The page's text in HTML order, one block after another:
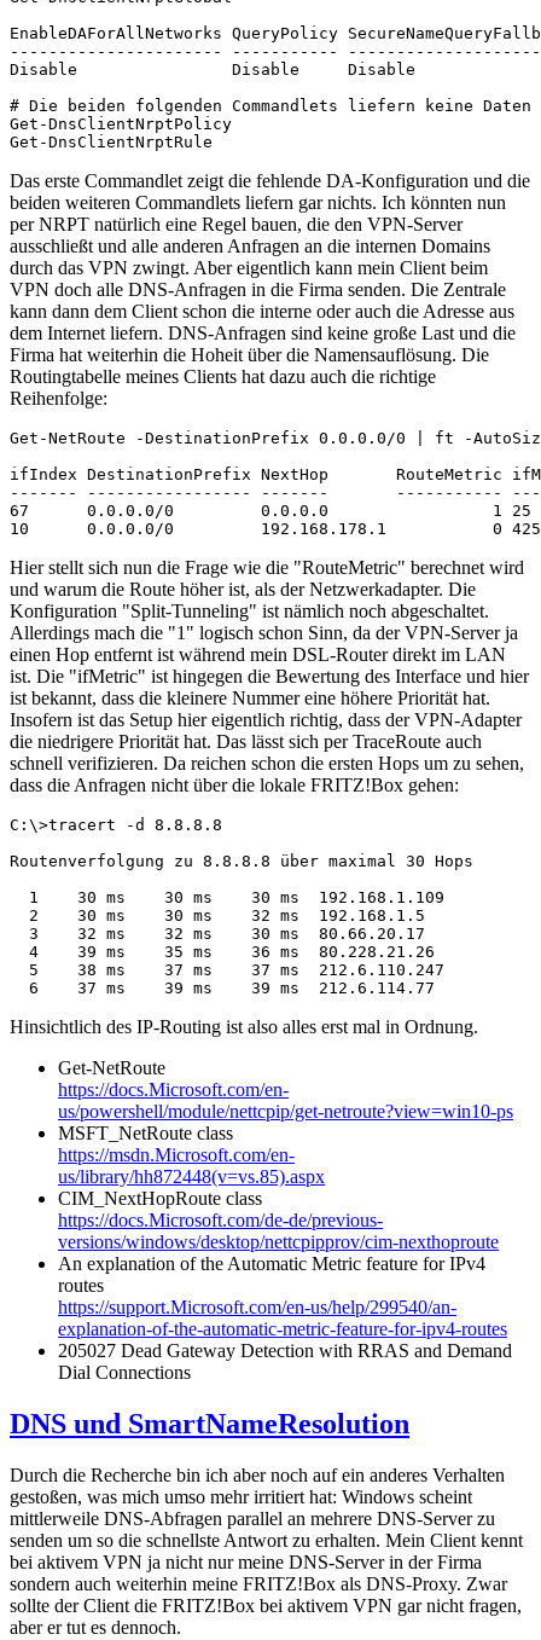
EnableDAForAllNetworks QueryPolicy
---------------------- -----------
Disable                Disable     Disable
# Die beiden folgenden Commandlets liefern keine Daten
Get-DnsClientNrptPolicy
Get-DnsClientNrptRule
Das erste Commandlet zeigt die fehlende DA-Konfiguration und die
beiden weiteren Commandlets liefern gar nichts. Ich könnten nun
per NRPT natürlich eine Regel bauen, die den VPN-Server
ausschließt und alle anderen Anfragen an die internen Domains
durch das VPN zwingt. Aber eigentlich kann mein Client beim
VPN doch alle DNS-Anfragen in die Firma senden. Die Zentrale
kann dann dem Client schon die interne oder auch die Adresse aus
dem Internet liefern. DNS-Anfragen sind keine große Last und die
Firma hat weiterhin die Hoheit über die Namensauflösung. Die
Routingtabelle meines Clients hat dazu auch die richtige
Reihenfolge:
Get-NetRoute -DestinationPrefix 0.0.0.0/0 | ft -
ifIndex DestinationPrefix NextHop       RouteMetric
------- ----------------- -------       -----------
67      0.0.0.0/0         0.0.0.0                 1 25
10      0.0.0.0/0         192.168.178.1           0
Hier stellt sich nun die Frage wie die "RouteMetric" berechnet wird
und warum die Route höher ist, als der Netzwerkadapter. Die
Konfiguration "Split-Tunneling" ist nämlich noch abgeschaltet.
Allerdings mach die "1" logisch schon Sinn, da der VPN-Server ja
einen Hop entfernt ist während mein DSL-Router direkt im LAN
ist. Die "ifMetric" ist hingegen die Bewertung des Interface und hier
ist bekannt, dass die kleinere Nummer eine höhere Priorität hat.
Insofern ist das Setup hier eigentlich richtig, dass der VPN-Adapter
die niedrigere Priorität hat. Das lässt sich per TraceRoute auch
schnell verifizieren. Da reichen schon die ersten Hops um zu sehen,
dass die Anfragen nicht über die lokale FRITZ!Box gehen:
C:\>tracert -d 8.8.8.8
Routenverfolgung zu 8.8.8.8 über maximal 30 Hops
  1    30 ms    30 ms    30 ms  192.168.1.109
  2    30 ms    30 ms    32 ms  192.168.1.5
  3    32 ms    32 ms    30 ms  80.66.20.17
  4    39 ms    35 ms    36 ms  80.228.21.26
  5    38 ms    37 ms    37 ms  212.6.110.247
  6    37 ms    39 ms    39 ms  212.6.114.77
Hinsichtlich des IP-Routing ist also alles erst mal in Ordnung.
Get-NetRoute
https://docs.Microsoft.com/en-
us/powershell/module/nettcpip/get-netroute?view=win10-ps
MSFT_NetRoute class
https://msdn.Microsoft.com/en-
us/library/hh872448(v=vs.85).aspx
CIM_NextHopRoute class
https://docs.Microsoft.com/de-de/previous-
versions/windows/desktop/nettcpipprov/cim-nexthoproute
An explanation of the Automatic Metric feature for IPv4
routes
https://support.Microsoft.com/en-us/help/299540/an-
explanation-of-the-automatic-metric-feature-for-ipv4-routes
205027 Dead Gateway Detection with RRAS and Demand
Dial Connections
DNS und SmartNameResolution
Durch die Recherche bin ich aber noch auf ein anderes Verhalten
gestoßen, was mich umso mehr irritiert hat: Windows scheint
mittlerweile DNS-Abfragen parallel an mehrere DNS-Server zu
senden um so die schnellste Antwort zu erhalten. Mein Client kennt
bei aktivem VPN ja nicht nur meine DNS-Server in der Firma
sondern auch weiterhin meine FRITZ!Box als DNS-Proxy. Zwar
sollte der Client die FRITZ!Box bei aktivem VPN gar nicht fragen,
aber er tut es dennoch.